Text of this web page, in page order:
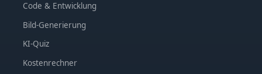
Code & Entwicklung
Bild-Generierung
KI-Quiz
Kostenrechner